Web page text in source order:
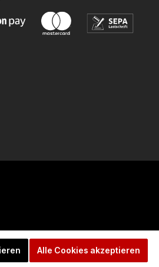
Alle Cookies akzeptieren